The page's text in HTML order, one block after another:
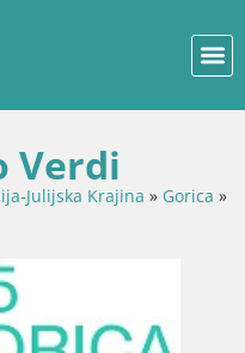
Verdi
Julijska Krajina » Gorica »